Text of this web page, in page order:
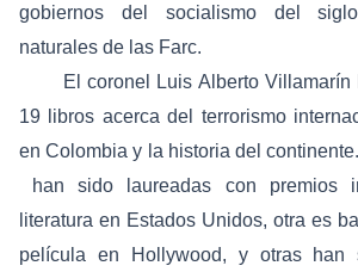
gobiernos del socialismo del
naturales de las Farc.
El coronel Luis Alberto Villamarín
19 libros acerca del terrorismo
en Colombia y la historia del
han sido laureadas con premios
literatura en Estados Unidos, otra es
película en Hollywood, y otras han